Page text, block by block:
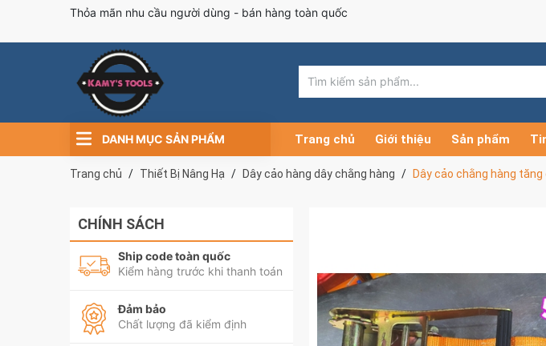
Thỏa mãn nhu cầu người dùng - bán hàng toàn quốc
DANH MỤC SẢN PHẨM Trang chủ Giới thiệu Sản phẩm
Trang chủ Thiết Bị Nâng Hạ Dây cảo hàng dây chằng hàng Dây cảo chằng hàng
CHÍNH SÁCH
Ship code toàn quốc
Kiểm hàng trước khi thanh toán
Đảm bảo
Chất lượng đã kiểm định